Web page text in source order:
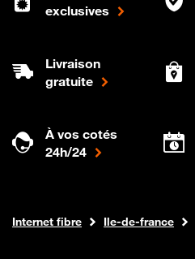
exclusives
Livraison
gratuite
À vos cotés
24h/24
Boutique Orange
Internet fibre Ile-de-france